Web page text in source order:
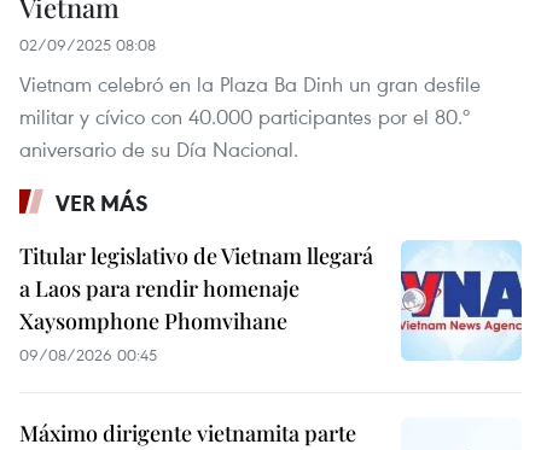
Vietnam
02/09/2025 08:08
Vietnam celebró en la Plaza Ba Dinh un gran desfile
militar y cívico con 40.000 participantes por el 80.º
aniversario de su Día Nacional.
VER MÁS
Titular legislativo de Vietnam llegará
a Laos para rendir homenaje
Xaysomphone Phomvihane
09/08/2026 00:45
Máximo dirigente vietnamita parte